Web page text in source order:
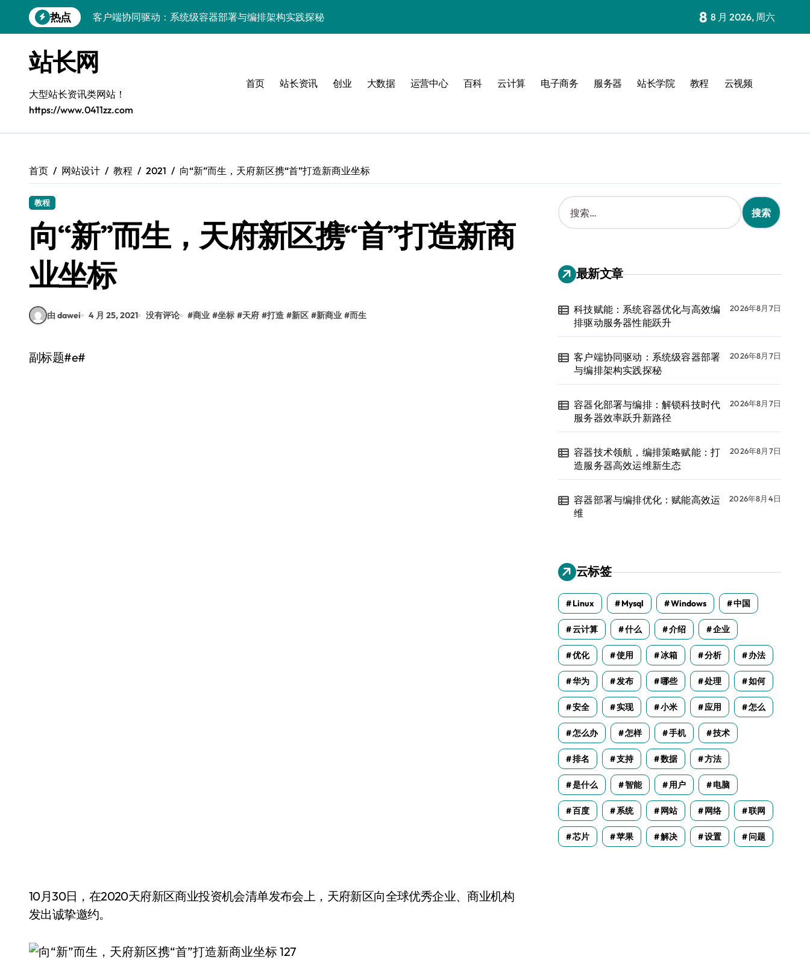
到
热点
客户端协同驱动：系统级容器部署与编排架构实践探秘
容器技术领航，编排策略赋能：打造服务器高效运维新生态
容器部署与编排优化：赋能高效运维
容器部署与编排：重塑服务器管理新范式
破局之道：大模型平台安全运营实战
VR创业新路径：模式创新与平台化双轮驱动
科技赋能：系统容器优化与高效编排驱动服务器性能跃升
8 8 月 2026, 周六
站长网
大型站长资讯类网站！
https://www.0411zz.com
首页 站长资讯 创业 大数据 运营中心 百科 云计算 电子商务 服务器 站长学院 教程 云视频
首页 网站设计 教程 2021 向“新”而生，天府新区携“首”打造新商业坐标
教程
向“新”而生，天府新区携“首”打造新商
业坐标
由 dawei 4 月 25, 2021 没有评论 #商业 #坐标 #天府 #打造 #新区 #新商业 #而生
副标题#e#
10月30日，在2020天府新区商业投资机会清单发布会上，天府新区向全球优秀企业、商业机构
发出诚挚邀约。
搜
索
：
最新文章
科技赋能：系统容器优化与高效编
排驱动服务器性能跃升
2026年8月7日
客户端协同驱动：系统级容器部署
与编排架构实践探秘
2026年8月7日
容器化部署与编排：解锁科技时代
服务器效率跃升新路径
2026年8月7日
容器技术领航，编排策略赋能：打
造服务器高效运维新生态
2026年8月7日
容器部署与编排优化：赋能高效运
维
2026年8月4日
云标签
Linux Mysql Windows 中国
云计算 什么 介绍 企业
优化 使用 冰箱 分析 办法
华为 发布 哪些 处理 如何
安全 实现 小米 应用 怎么
怎么办 怎样 手机 技术
排名 支持 数据 方法
是什么 智能 用户 电脑
百度 系统 网站 网络 联网
芯片 苹果 解决 设置 问题